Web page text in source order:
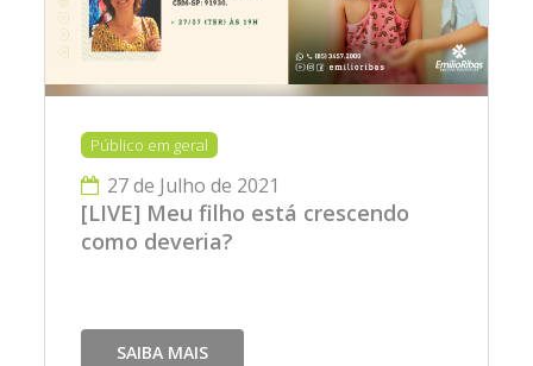
Público em geral
27 de Julho de 2021
[LIVE] Meu filho está crescendo
como deveria?
SAIBA MAIS